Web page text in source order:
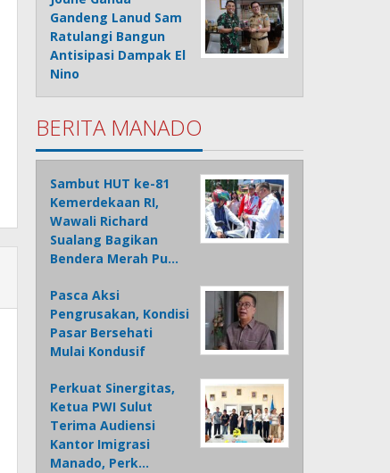
Gandeng Lanud Sam
Ratulangi Bangun
Antisipasi Dampak El
Nino
BERITA MANADO
Sambut HUT ke-81
Kemerdekaan RI,
Wawali Richard
Sualang Bagikan
Bendera Merah Pu…
Pasca Aksi
Pengrusakan, Kondisi
Pasar Bersehati
Mulai Kondusif
Perkuat Sinergitas,
Ketua PWI Sulut
Terima Audiensi
Kantor Imigrasi
Manado, Perk…